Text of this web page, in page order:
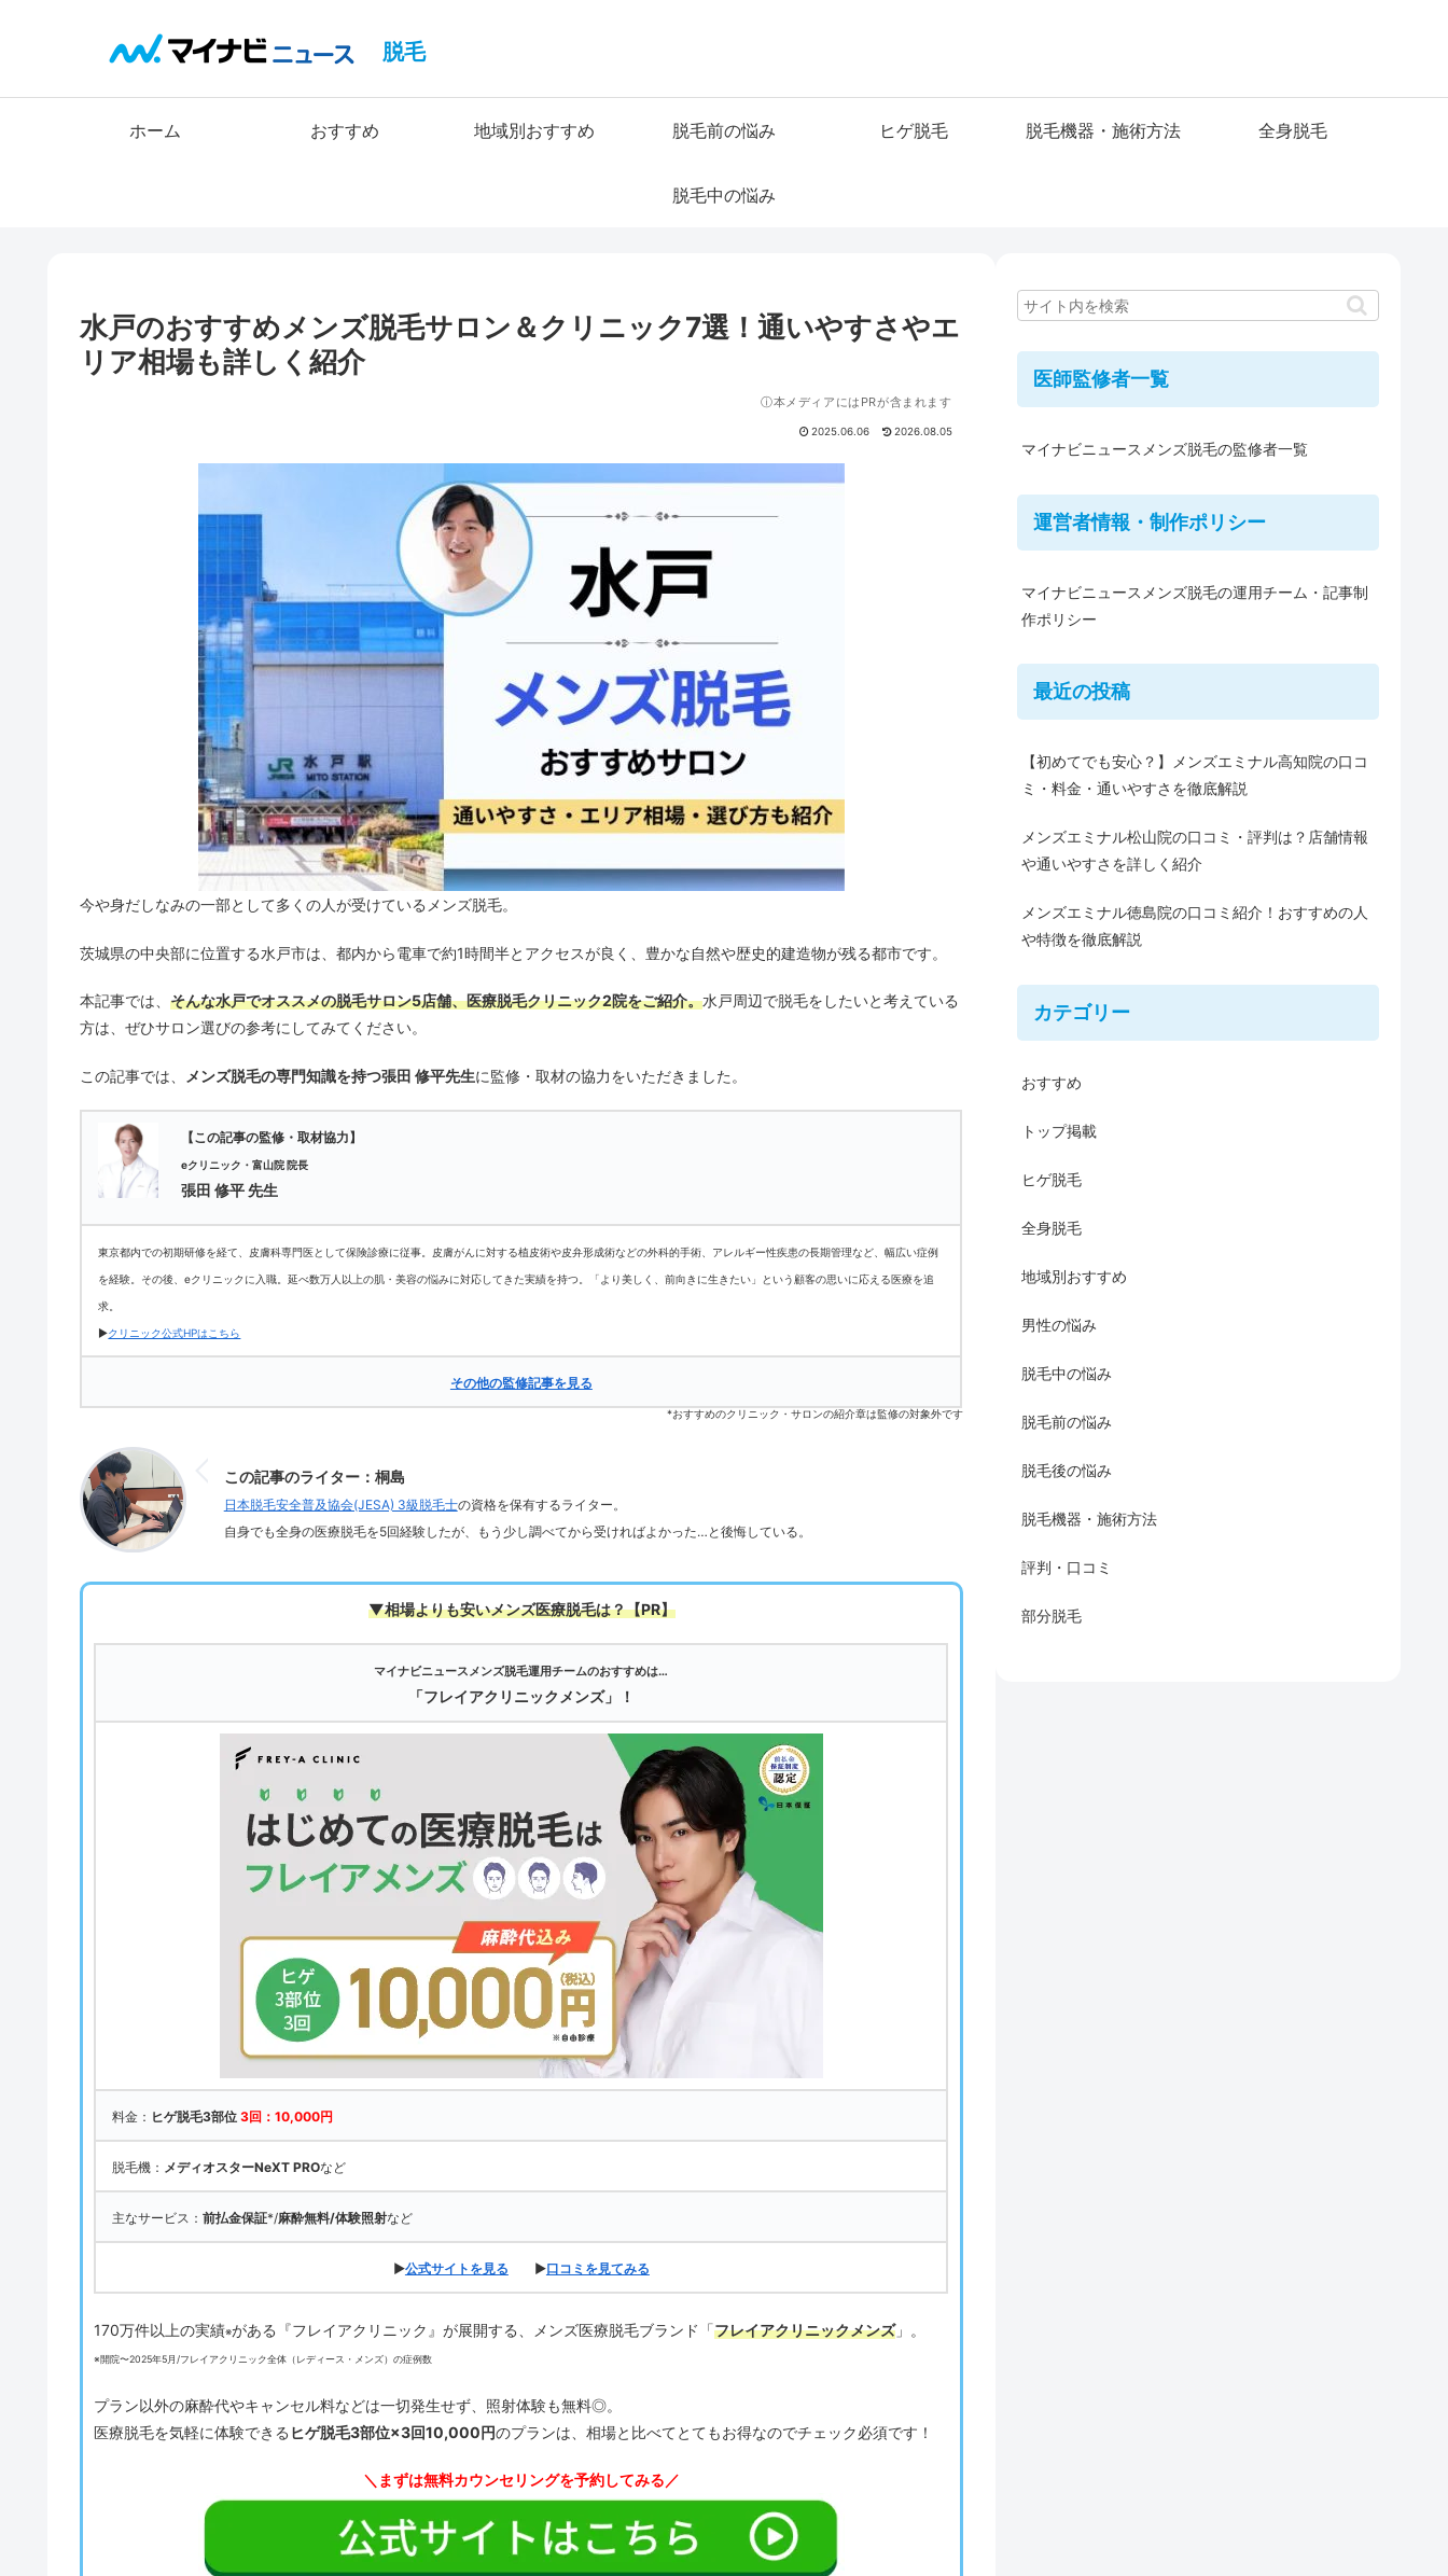
脱毛
ホーム おすすめ 地域別おすすめ 脱毛前の悩み ヒゲ脱毛 脱毛機器・施術方法 全身脱毛
脱毛中の悩み
水戸のおすすめメンズ脱毛サロン＆クリニック7選！通いやすさやエ
リア相場も詳しく紹介
ⓘ本メディアにはPRが含まれます
2025.06.06 2026.08.05
今や身だしなみの一部として多くの人が受けているメンズ脱毛。
茨城県の中央部に位置する水戸市は、都内から電車で約1時間半とアクセスが良く、豊かな自然や歴史的建造物が残る都市です。
本記事では、そんな水戸でオススメの脱毛サロン5店舗、医療脱毛クリニック2院をご紹介。水戸周辺で脱毛をしたいと考えている
方は、ぜひサロン選びの参考にしてみてください。
この記事では、 メンズ脱毛の専門知識を持つ張田 修平先生に監修・取材の協力をいただきました。
【この記事の監修・取材協力】
eクリニック・富山院 院長
張田 修平 先生
東京都内での初期研修を経て、皮膚科専門医として保険診療に従事。皮膚がんに対する植皮術や皮弁形成術などの外科的手術、アレルギー性疾患の長期管理など、幅広い症例
を経験。その後、eクリニックに入職。延べ数万人以上の肌・美容の悩みに対応してきた実績を持つ。「より美しく、前向きに生きたい」という顧客の思いに応える医療を追
求。
▶クリニック公式HPはこちら
その他の監修記事を見る
*おすすめのクリニック・サロンの紹介章は監修の対象外です
この記事のライター：桐島
日本脱毛安全普及協会(JESA) 3級脱毛士の資格を保有するライター。
自身でも全身の医療脱毛を5回経験したが、もう少し調べてから受ければよかった…と後悔している。
▼相場よりも安いメンズ医療脱毛は？【PR】
マイナビニュースメンズ脱毛運用チームのおすすめは…
「フレイアクリニックメンズ」！
料金： ヒゲ脱毛3部位3回：10,000円
脱毛機： メディオスターNeXT PROなど
主なサービス：前払金保証*/麻酔無料/体験照射など
▶公式サイトを見る ▶口コミを見てみる
170万件以上の実績※がある『フレイアクリニック』が展開する、メンズ医療脱毛ブランド「フレイアクリニックメンズ」。
※開院〜2025年5月/フレイアクリニック全体（レディース・メンズ）の症例数
プラン以外の麻酔代やキャンセル料などは一切発生せず、照射体験も無料◎。
医療脱毛を気軽に体験できる ヒゲ脱毛3部位×3回10,000円のプランは、相場と比べてとてもお得なのでチェック必須です！
＼まずは無料カウンセリングを予約してみる／
医師監修者一覧
マイナビニュースメンズ脱毛の監修者一覧
運営者情報・制作ポリシー
マイナビニュースメンズ脱毛の運用チーム・記事制
作ポリシー
最近の投稿
【初めてでも安心？】メンズエミナル高知院の口コ
ミ・料金・通いやすさを徹底解説
メンズエミナル松山院の口コミ・評判は？店舗情報
や通いやすさを詳しく紹介
メンズエミナル徳島院の口コミ紹介！おすすめの人
や特徴を徹底解説
カテゴリー
おすすめ
トップ掲載
ヒゲ脱毛
全身脱毛
地域別おすすめ
男性の悩み
脱毛中の悩み
脱毛前の悩み
脱毛後の悩み
脱毛機器・施術方法
評判・口コミ
部分脱毛